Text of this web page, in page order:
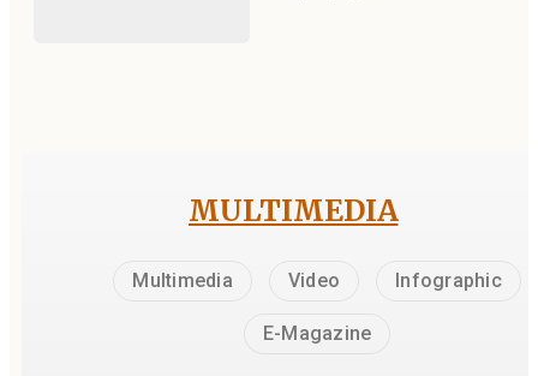
MULTIMEDIA
Multimedia Video Infographic
E-Magazine